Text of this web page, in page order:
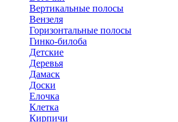
Вертикальные полосы
Вензеля
Горизонтальные полосы
Гинко-билоба
Детские
Деревья
Дамаск
Доски
Елочка
Клетка
Кирпичи